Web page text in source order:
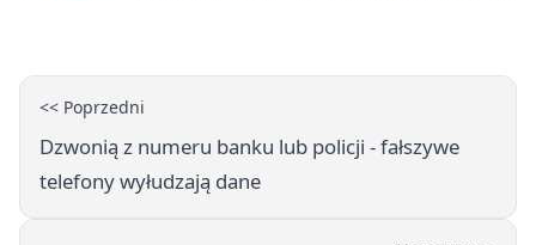
<< Poprzedni
Dzwonią z numeru banku lub policji - fałszywe
telefony wyłudzają dane